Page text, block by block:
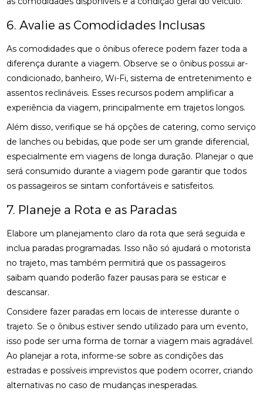
6. Avalie as Comodidades Inclusas
As comodidades que o ônibus oferece podem fazer toda a
diferença durante a viagem. Observe se o ônibus possui ar-
condicionado, banheiro, Wi-Fi, sistema de entretenimento e
assentos reclináveis. Esses recursos podem amplificar a
experiência da viagem, principalmente em trajetos longos.
Além disso, verifique se há opções de catering, como serviço
de lanches ou bebidas, que pode ser um grande diferencial,
especialmente em viagens de longa duração. Planejar o que
será consumido durante a viagem pode garantir que todos
os passageiros se sintam confortáveis e satisfeitos.
7. Planeje a Rota e as Paradas
Elabore um planejamento claro da rota que será seguida e
inclua paradas programadas. Isso não só ajudará o motorista
no trajeto, mas também permitirá que os passageiros
saibam quando poderão fazer pausas para se esticar e
descansar.
Considere fazer paradas em locais de interesse durante o
trajeto. Se o ônibus estiver sendo utilizado para um evento,
isso pode ser uma forma de tornar a viagem mais agradável.
Ao planejar a rota, informe-se sobre as condições das
estradas e possíveis imprevistos que podem ocorrer, criando
alternativas no caso de mudanças inesperadas.